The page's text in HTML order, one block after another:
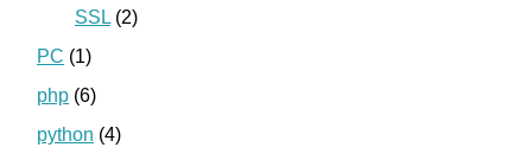
SSL (2)
PC (1)
php (6)
python (4)